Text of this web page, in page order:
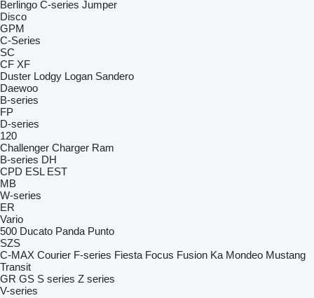
Berlingo C-series Jumper
Disco
GPM
C-Series
SC
CF XF
Duster Lodgy Logan Sandero
Daewoo
B-series
FP
D-series
120
Challenger Charger Ram
B-series DH
CPD ESL EST
MB
W-series
ER
Vario
500 Ducato Panda Punto
SZS
C-MAX Courier F-series Fiesta Focus Fusion Ka Mondeo Mustang
Transit
GR GS S series Z series
V-series